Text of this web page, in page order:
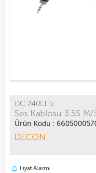
DC-240L1.5
Ses Kablosu 3.5S M/
Ürün Kodu :
DECON
Fiyat Alarmı